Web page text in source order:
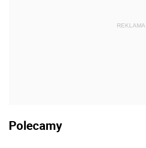
REKLAMA
Polecamy